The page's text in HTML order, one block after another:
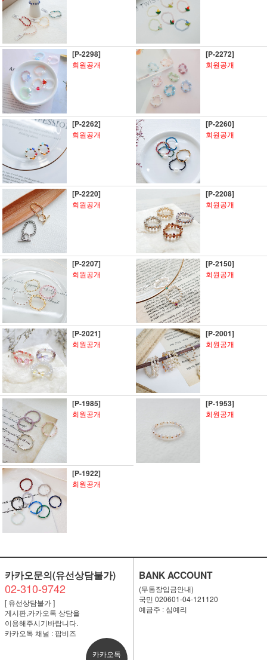
[P-2298]
회원공개
[P-2272]
회원공개
[P-2262]
회원공개
[P-2260]
회원공개
[P-2220]
회원공개
[P-2208]
회원공개
[P-2207]
회원공개
[P-2150]
회원공개
[P-2021]
회원공개
[P-2001]
회원공개
[P-1985]
회원공개
[P-1953]
회원공개
[P-1922]
회원공개
카카오문의(유선상담불가)
02-310-9742
[ 유선상담불가 ]
게시판,카카오톡 상담을
이용해주시기바랍니다.
카카오톡 채널 : 팝비즈
카카오톡
BANK ACCOUNT
(무통장입금안내)
국민 020601-04-121120
예금주 : 심예리